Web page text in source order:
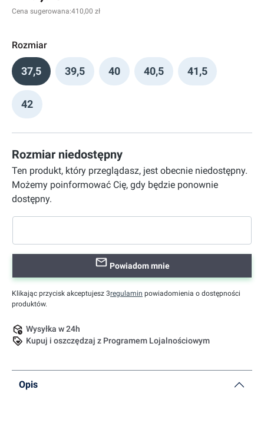
Cena sugerowana:410,00 zł
Rozmiar
37,5 39,5 40 40,5 41,5
42
Rozmiar niedostępny
Ten produkt, który przeglądasz, jest obecnie niedostępny.
Możemy poinformować Cię, gdy będzie ponownie
dostępny.
Powiadom mnie
Klikając przycisk akceptujesz 3regulamin powiadomienia o dostępności
produktów.
Wysyłka w 24h
Kupuj i oszczędzaj z Programem Lojalnościowym
Opis